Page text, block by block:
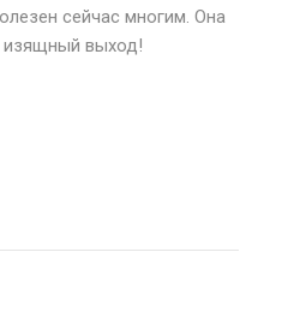
сейчас многим. Она
изящный выход!